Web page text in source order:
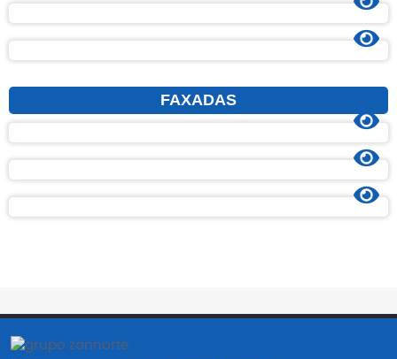
FAXADAS